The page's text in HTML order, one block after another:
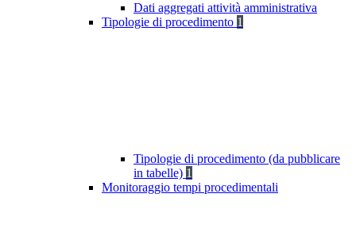
Dati aggregati attività amministrativa
Tipologie di procedimento 1
Tipologie di procedimento (da pubblicare
in tabelle) 1
Monitoraggio tempi procedimentali